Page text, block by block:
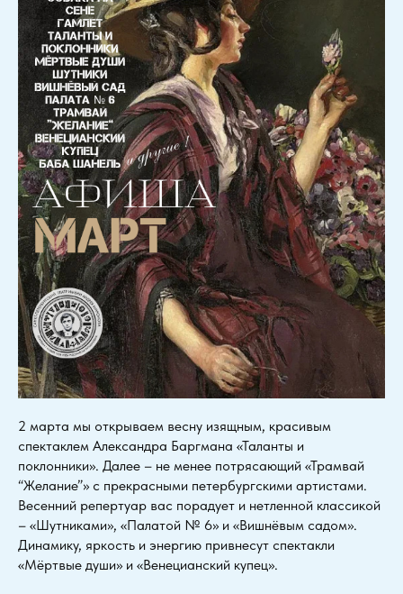
2 марта мы открываем весну изящным, красивым
спектаклем Александра Баргмана «Таланты и
поклонники». Далее – не менее потрясающий «Трамвай
“Желание”» с прекрасными петербургскими артистами.
Весенний репертуар вас порадует и нетленной классикой
– «Шутниками», «Палатой № 6» и «Вишнёвым садом».
Динамику, яркость и энергию привнесут спектакли
«Мёртвые души» и «Венецианский купец».